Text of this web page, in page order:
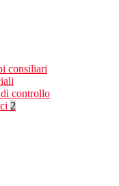
consiliari
controllo
2